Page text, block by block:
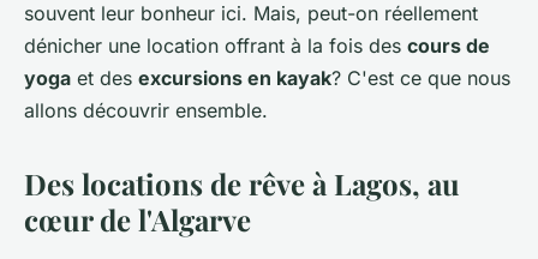
souvent leur bonheur ici. Mais, peut-on réellement
dénicher une location offrant à la fois des cours de
yoga et des excursions en kayak? C'est ce que nous
allons découvrir ensemble.
Des locations de rêve à Lagos, au
cœur de l'Algarve